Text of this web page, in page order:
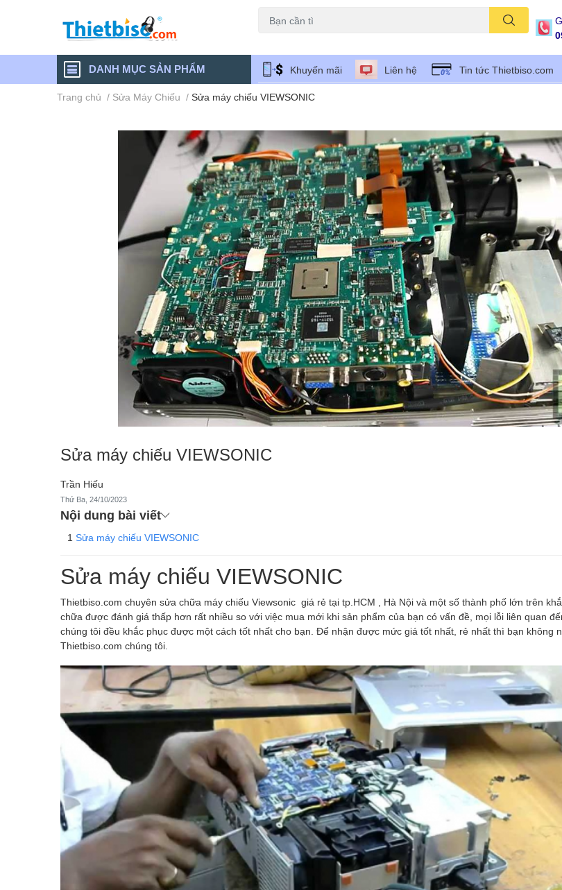
DANH MỤC SẢN PHẨM Khuyến mãi Liên hệ Tin tức Thietbiso.com
Trang chủ / Sửa Máy Chiếu / Sửa máy chiếu VIEWSONIC
Sửa máy chiếu VIEWSONIC
Trần Hiếu
Thứ Ba, 24/10/2023
Nội dung bài viết
Sửa máy chiếu VIEWSONIC
Sửa máy chiếu VIEWSONIC
Thietbiso.com chuyên sửa chữa máy chiếu Viewsonic giá rẻ tại tp.HCM , Hà Nội và một số thành phố lớn trên
chữa được đánh giá thấp hơn rất nhiều so với việc mua mới khi sản phẩm của bạn có vấn đề, mọi lỗi liên quan
chúng tôi đều khắc phục được một cách tốt nhất cho bạn. Để nhận được mức giá tốt nhất, rẻ nhất thì bạn không
Thietbiso.com chúng tôi.